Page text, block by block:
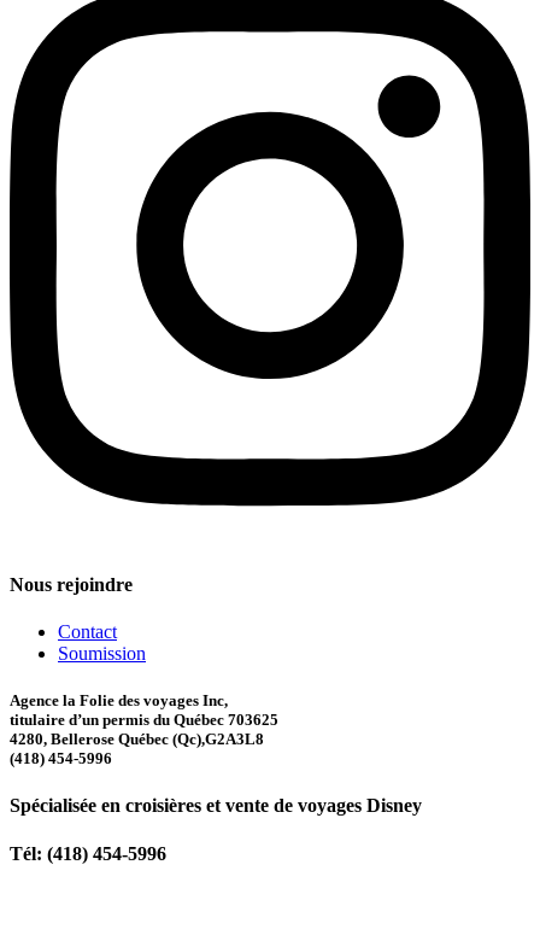
Nous rejoindre
Contact
Soumission
Agence la Folie des voyages Inc,
titulaire d’un permis du Québec 703625
4280, Bellerose Québec (Qc),G2A3L8
(418) 454-5996
Spécialisée en croisières et vente de voyages Disney
Tél: (418) 454-5996